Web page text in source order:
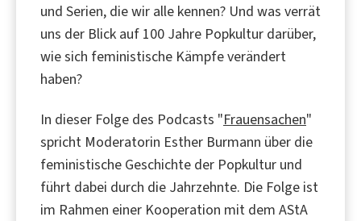
und Serien, die wir alle kennen? Und was verrät
uns der Blick auf 100 Jahre Popkultur darüber,
wie sich feministische Kämpfe verändert
haben?
In dieser Folge des Podcasts "Frauensachen"
spricht Moderatorin Esther Burmann über die
feministische Geschichte der Popkultur und
führt dabei durch die Jahrzehnte. Die Folge ist
im Rahmen einer Kooperation mit dem AStA